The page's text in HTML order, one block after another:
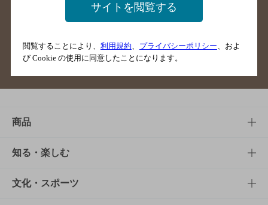
掲載店舗様ログイン
ご意見・ご感想
商品
商品TOP
商品一覧
知る・楽しむ
知る・楽しむTOP
文化・スポーツ
サイトを閲覧する
閲覧することにより、 利用規約 プライバシーポリシー 、およ
び Cookie の使用に同意したことになります。